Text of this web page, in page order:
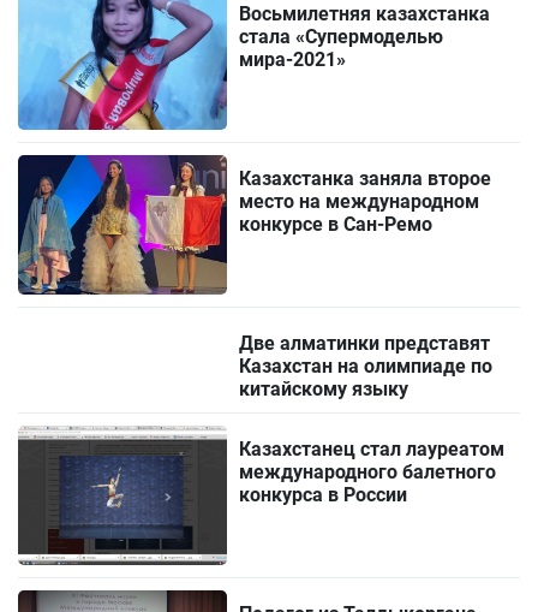
Восьмилетняя казахстанка
стала «Супермоделью
мира-2021»
Казахстанка заняла второе
место на международном
конкурсе в Сан-Ремо
Две алматинки представят
Казахстан на олимпиаде по
китайскому языку
Казахстанец стал лауреатом
международного балетного
конкурса в России